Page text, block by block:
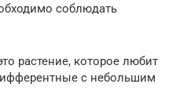
соблюдать
растение, которое любит
с небольшим